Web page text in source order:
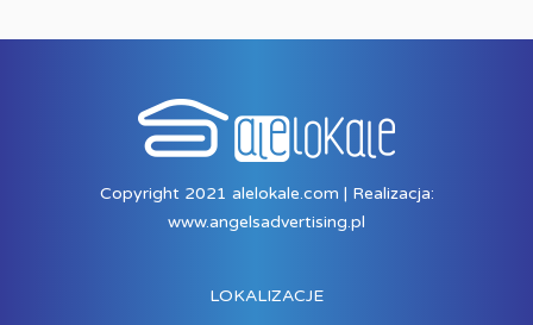
Copyright 2021 alelokale.com | Realizacja:
www.angelsadvertising.pl
LOKALIZACJE